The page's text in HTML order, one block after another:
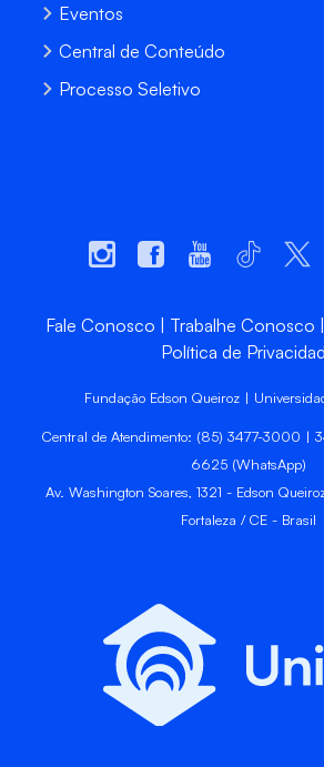
Eventos
Central de Conteúdo
Processo Seletivo
Fale Conosco Trabalhe Conosco
Política de
Fundação Edson Queiroz |
Central de Atendimento: (85) 3477-3000
6625 (WhatsApp)
Av. Washington Soares, 1321 - Edson
Fortaleza / CE - Brasil